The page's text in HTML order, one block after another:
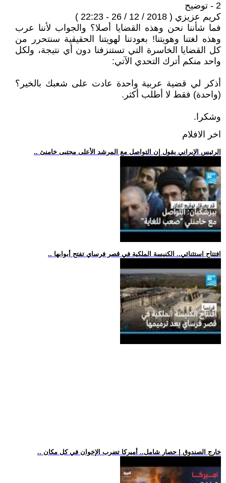
2 - توضيح
كريم عزيزي ( 2018 / 12 / 26 - 22:23 )
فما شأننا نحن وهذه القضايا أصلا؟ والجواب لأننا عرب
وهذه لغتنا وهويتنا! بعودتنا لهويتنا الحقيقية سنتحرر من
كل القضايا الخاسرة التي تستنزفنا دون أي نتيجة، ولكل
واحد منكم أترك التحدي الآتي:
أذكر لي قضية عربية واحدة عادت على شعبك بالخير؟
(واحدة) فقط لا أطلب أكثر.
وشكرا.
اخر الافلام
.. الرئيس الإيراني يقول إن التواصل مع المرشد الأعلى مجتبى خامنئ
.. افتتاح استثنائي.. الكنيسة الملكية في قصر فرساي تفتح أبوابها
.. خارج الصندوق | حصار شامل.. أميركا تضرب الإخوان في كل مكان